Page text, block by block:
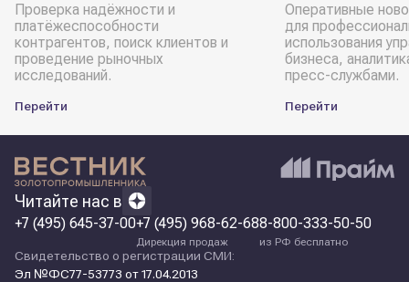
Проверка надёжности и
платёжеспособности
контрагентов, поиск клиентов и
проведение рыночных
исследований.
Перейти
Оперативные
для
использования
бизнеса,
пресс-службами.
Перейти
Читайте нас в
+7 (495) 645-37-00+7 (495) 968-62-68
Дирекция продаж
8-800-333-50-50
из РФ бесплатно
Свидетельство о регистрации СМИ:
Эл №ФС77-53773 от 17.04.2013